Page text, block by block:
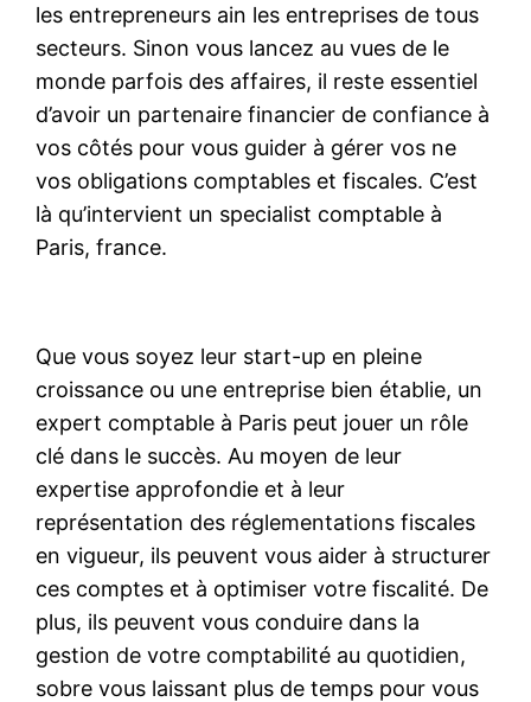
les entrepreneurs ain les entreprises de tous
secteurs. Sinon vous lancez au vues de le
monde parfois des affaires, il reste essentiel
d’avoir un partenaire financier de confiance à
vos côtés pour vous guider à gérer vos ne
vos obligations comptables et fiscales. C’est
là qu’intervient un specialist comptable à
Paris, france.
Que vous soyez leur start-up en pleine
croissance ou une entreprise bien établie, un
expert comptable à Paris peut jouer un rôle
clé dans le succès. Au moyen de leur
expertise approfondie et à leur
représentation des réglementations fiscales
en vigueur, ils peuvent vous aider à structurer
ces comptes et à optimiser votre fiscalité. De
plus, ils peuvent vous conduire dans la
gestion de votre comptabilité au quotidien,
sobre vous laissant plus de temps pour vous